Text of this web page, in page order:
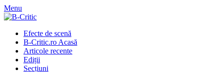
Skip
to
Menu
Primary
Menu
Efecte de scenă
B-Critic.ro Acasă
Articole recente
Ediții
Secțiuni